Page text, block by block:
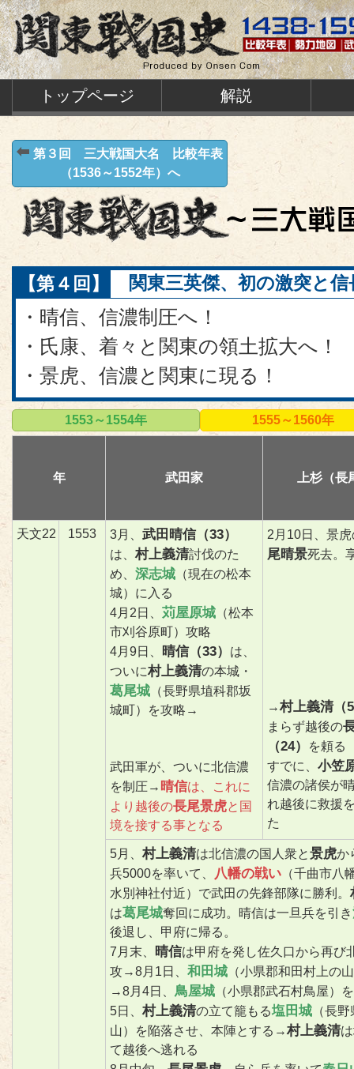
トップページ 解説
第３回 三大戦国大名 比較年表
（1536～1552年）へ
【第４回】 関東三英傑、初の激突と
・晴信、信濃制圧へ！
・氏康、着々と関東の領土拡大へ！
・景虎、信濃と関東に現る！
1553～1554年 1555～1560年
年 武田家 上杉（長
天文22 1553 3月、 武田晴信（33）
は、村上義清討伐のた
め、 深志城 （現在の松本
城）に入る
4月2日、 苅屋原城 （松本
市刈谷原町）攻略
4月9日、 晴信（33）
は、
ついに村上義清の本城・
葛尾城 （長野県埴科郡坂
城町）を攻略→
武田軍が、ついに北信濃
を制圧→ 晴信は、これに
より越後の長尾景虎と国
境を接する事となる
2月10日、景
尾晴景死去。
→村上義清（
まらず越後の
（24）
を頼
すでに、 小笠
信濃の諸侯が
れ越後に救援
た
5月、村上義清は北信濃の国人衆と景虎か
兵5000を率いて、 八幡の戦い （千曲市八
水別神社付近）で武田の先鋒部隊に勝利。
は葛尾城奪回に成功。晴信は一旦兵を引き
後退し、甲府に帰る。
7月末、 晴信は甲府を発し佐久口から再び
攻→8月1日、 和田城 （小県郡和田村上の
→8月4日、 鳥屋城 （小県郡武石村鳥屋）
5日、村上義清の立て籠もる塩田城 （長
山）を陥落させ、本陣とする→村上義清
て越後へ逃れる